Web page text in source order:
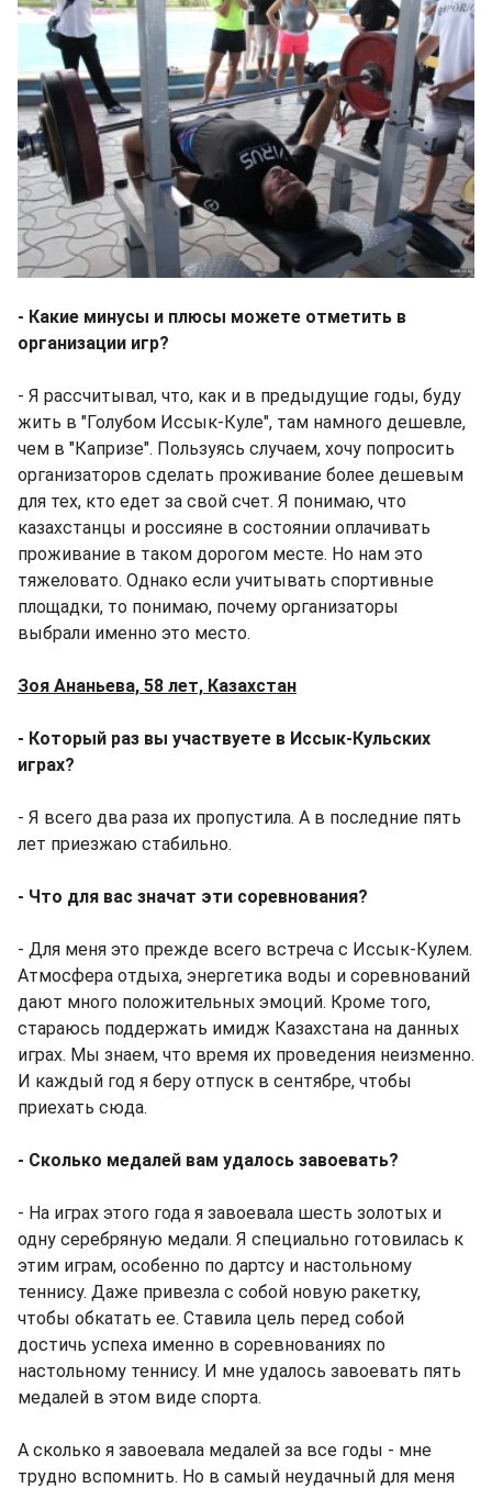
- Какие минусы и плюсы можете отметить в
организации игр?
- Я рассчитывал, что, как и в предыдущие годы, буду
жить в "Голубом Иссык-Куле", там намного дешевле,
чем в "Капризе". Пользуясь случаем, хочу попросить
организаторов сделать проживание более дешевым
для тех, кто едет за свой счет. Я понимаю, что
казахстанцы и россияне в состоянии оплачивать
проживание в таком дорогом месте. Но нам это
тяжеловато. Однако если учитывать спортивные
площадки, то понимаю, почему организаторы
выбрали именно это место.
Зоя Ананьева, 58 лет, Казахстан
- Который раз вы участвуете в Иссык-Кульских
играх?
- Я всего два раза их пропустила. А в последние пять
лет приезжаю стабильно.
- Что для вас значат эти соревнования?
- Для меня это прежде всего встреча с Иссык-Кулем.
Атмосфера отдыха, энергетика воды и соревнований
дают много положительных эмоций. Кроме того,
стараюсь поддержать имидж Казахстана на данных
играх. Мы знаем, что время их проведения неизменно.
И каждый год я беру отпуск в сентябре, чтобы
приехать сюда.
- Сколько медалей вам удалось завоевать?
- На играх этого года я завоевала шесть золотых и
одну серебряную медали. Я специально готовилась к
этим играм, особенно по дартсу и настольному
теннису. Даже привезла с собой новую ракетку,
чтобы обкатать ее. Ставила цель перед собой
достичь успеха именно в соревнованиях по
настольному теннису. И мне удалось завоевать пять
медалей в этом виде спорта.
А сколько я завоевала медалей за все годы - мне
трудно вспомнить. Но в самый неудачный для меня